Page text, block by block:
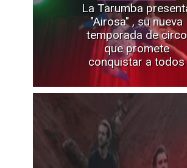
La Tarumba
"Airosa" , su nueva
temporada de circo
que promete
conquistar a todos